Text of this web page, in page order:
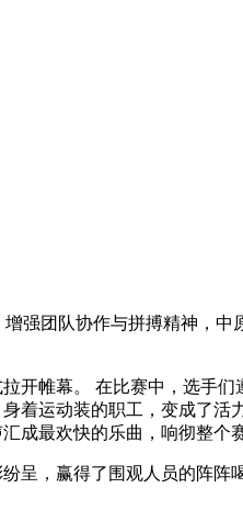
强团队协作与拼搏精神，中
开帷幕。 在比赛中，选手
着运动装的职工，变成了
成最欢快的乐曲，响彻整个赛
呈，赢得了围观人员的阵阵